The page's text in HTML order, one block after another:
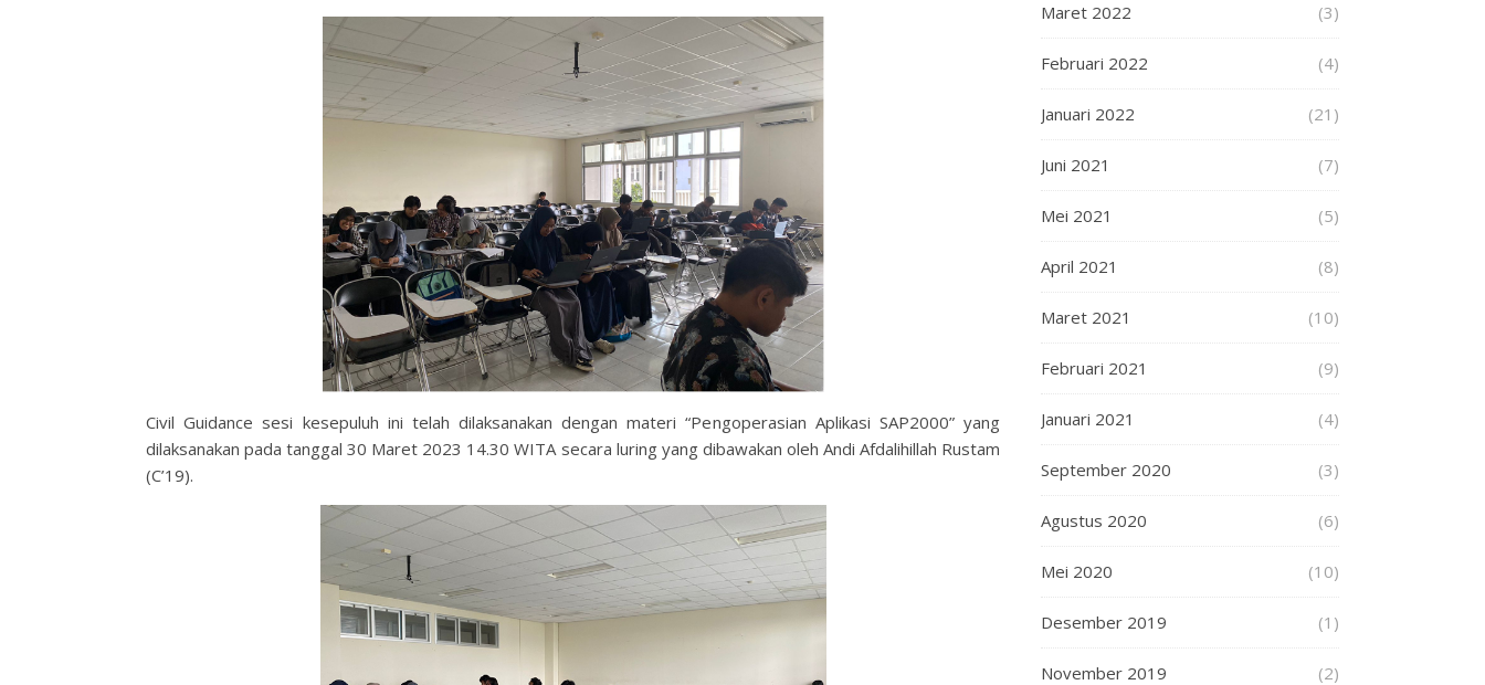
Civil Guidance sesi kesepuluh ini telah dilaksanakan dengan materi “Pengoperasian Aplikasi SAP2000” yang
dilaksanakan pada tanggal 30 Maret 2023 14.30 WITA secara luring yang dibawakan oleh Andi Afdalihillah Rustam
(C’19).
Maret 2022 (3)
Februari 2022 (4)
Januari 2022 (21)
Juni 2021 (7)
Mei 2021 (5)
April 2021 (8)
Maret 2021 (10)
Februari 2021 (9)
Januari 2021 (4)
September 2020 (3)
Agustus 2020 (6)
Mei 2020 (10)
Desember 2019 (1)
November 2019 (2)